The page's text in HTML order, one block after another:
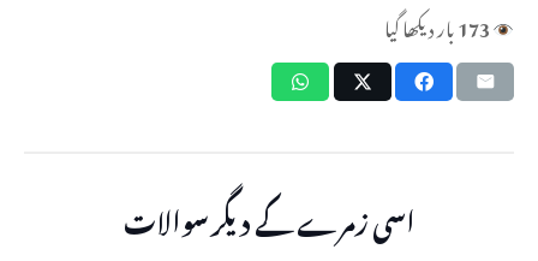
173بار دیکھا گیا
اسی زمرے کے دیگر سوالات